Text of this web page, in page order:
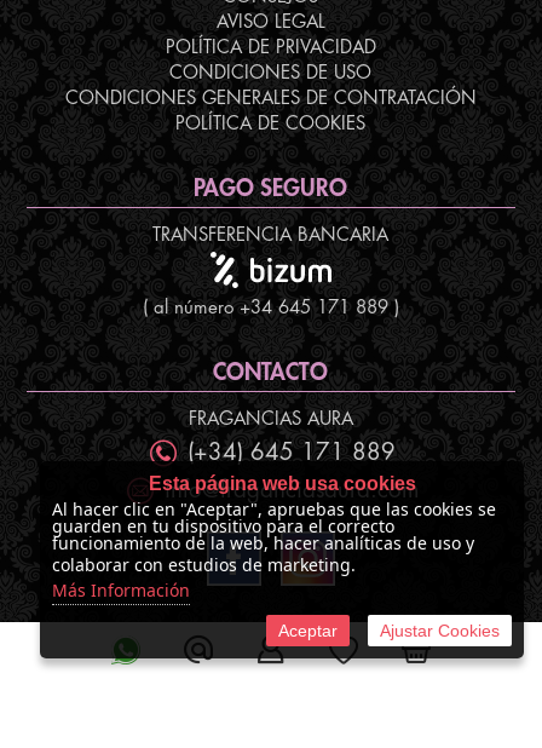
AVISO LEGAL
POLÍTICA DE PRIVACIDAD
CONDICIONES DE USO
CONDICIONES GENERALES DE CONTRATACIÓN
POLÍTICA DE COOKIES
PAGO SEGURO
TRANSFERENCIA BANCARIA
( al número +34 645 171 889 )
CONTACTO
FRAGANCIAS AURA
(+34) 645 171 889
info@fraganciasaura.com
©2026 Fragancias Aura
Esta página web usa cookies
Al hacer clic en "Aceptar", apruebas que las cookies se
guarden en tu dispositivo para el correcto
funcionamiento de la web, hacer analíticas de uso y
colaborar con estudios de marketing.
Más Información
Aceptar Ajustar Cookies